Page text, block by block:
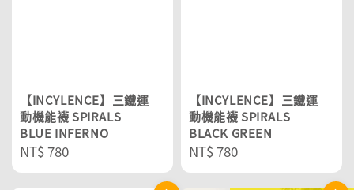
【INCYLENCE】三鐵運
動機能襪 SPIRALS
BLUE INFERNO
Regular
price
NT$ 780
【INCYLENCE】三鐵運
動機能襪 SPIRALS
BLACK GREEN
Regular
price
NT$ 780